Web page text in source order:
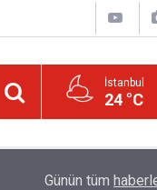
İstanbul
24 °C
Kur’an'daki bazı şahıs
Günün tüm